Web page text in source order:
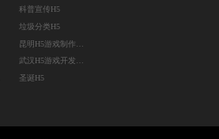
科普宣传H5
垃圾分类H5
圣诞H5